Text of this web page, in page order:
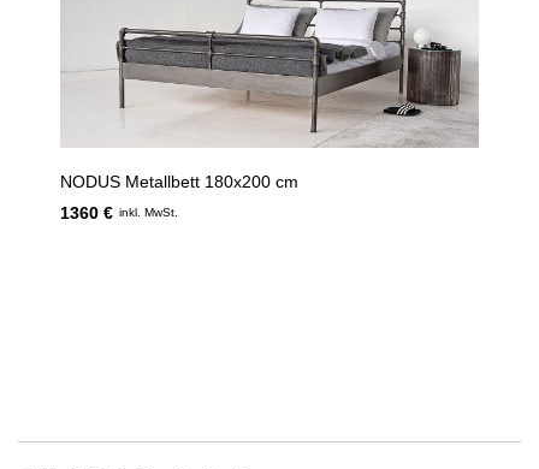
NODUS Metallbett 180x200 cm
1360 € inkl. MwSt.